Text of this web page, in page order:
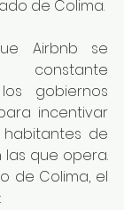
de Colima.
Airbnb se
gobiernos
incentivar
de
que opera.
de Colima, el